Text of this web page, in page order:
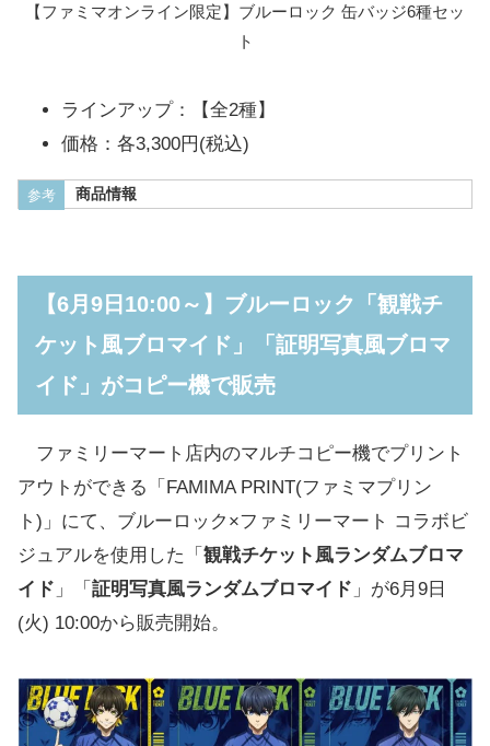
【ファミマオンライン限定】ブルーロック 缶バッジ6種セッ
ト
ラインアップ：【全2種】
価格：各3,300円(税込)
参考 商品情報
【6月9日10:00～】ブルーロック「観戦チ
ケット風ブロマイド」「証明写真風ブロマ
イド」がコピー機で販売
ファミリーマート店内のマルチコピー機でプリント
アウトができる「FAMIMA PRINT(ファミマプリン
ト)」にて、ブルーロック×ファミリーマート コラボビ
ジュアルを使用した「 観戦チケット風ランダムブロマ
イド 」「 証明写真風ランダムブロマイド 」が6月9日
(火) 10:00から販売開始。